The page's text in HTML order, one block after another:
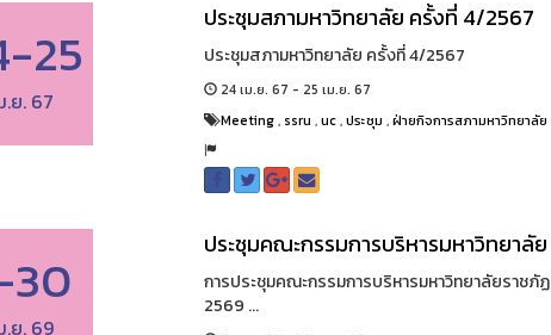
25
.ย. 67
ประชุมสภามหาวิทยาลัย ครั้งที่ 4/2567
ประชุมสภามหาวิทยาลัย ครั้งที่ 4/2567
24 เม.ย. 67 - 25 เม.ย. 67
Meeting, ssru ,uc,ประชุม ,ฝ่ายกิจการสภามหาวิทยาลัย
30
.ย. 69
ประชุมคณะกรรมการบริหารมหาวิทยาลั
การประชุมคณะกรรมการบริหารมหาวิทยาลัยราช
2569 ...